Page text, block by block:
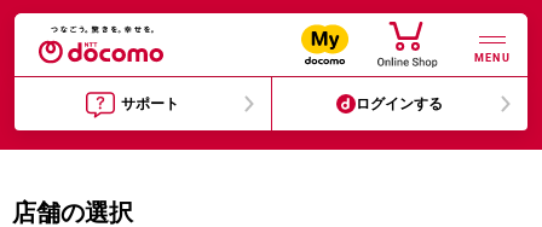
MENU
サポート ログインする
店舗の選択